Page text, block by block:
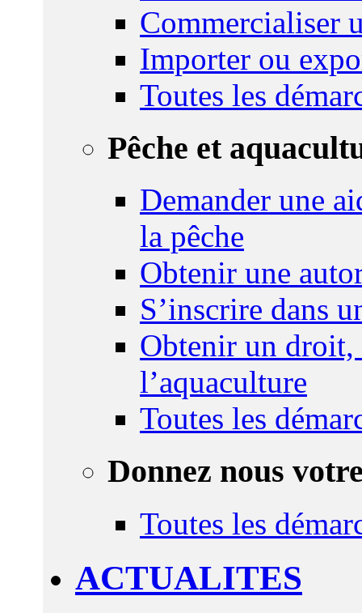
Commercialiser
Importer ou
Toutes les
Pêche et
Demander une
la pêche
Obtenir une
S’inscrire dans
Obtenir un droit,
l’aquaculture
Toutes les
Donnez nous
Toutes les
ACTUALITES